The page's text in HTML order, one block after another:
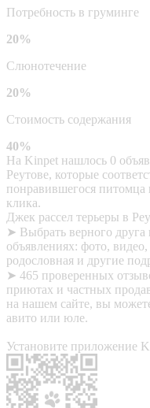
Потребность в груминге
20%
Слюнотечение
20%
Стоимость содержания
40%
На Kinpet нашлось 0
Реутове, которые
понравившегося питомца
клика.
Джек рассел терьеры в
➤ Выбрать верного
объявлениях: фото,
родословная и другие
➤ 465 проверенных
приютах и частных
на нашем сайте, вы
авито или юле.
Установите приложение